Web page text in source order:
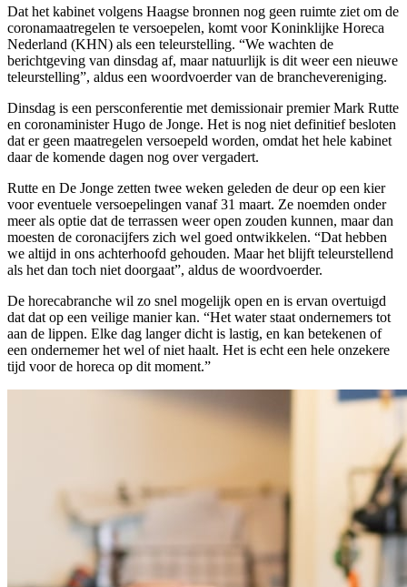
Dat het kabinet volgens Haagse bronnen nog geen ruimte ziet om de
coronamaatregelen te versoepelen, komt voor Koninklijke Horeca
Nederland (KHN) als een teleurstelling. “We wachten de
berichtgeving van dinsdag af, maar natuurlijk is dit weer een nieuwe
teleurstelling”, aldus een woordvoerder van de branchevereniging.
Dinsdag is een persconferentie met demissionair premier Mark Rutte
en coronaminister Hugo de Jonge. Het is nog niet definitief besloten
dat er geen maatregelen versoepeld worden, omdat het hele kabinet
daar de komende dagen nog over vergadert.
Rutte en De Jonge zetten twee weken geleden de deur op een kier
voor eventuele versoepelingen vanaf 31 maart. Ze noemden onder
meer als optie dat de terrassen weer open zouden kunnen, maar dan
moesten de coronacijfers zich wel goed ontwikkelen. “Dat hebben
we altijd in ons achterhoofd gehouden. Maar het blijft teleurstellend
als het dan toch niet doorgaat”, aldus de woordvoerder.
De horecabranche wil zo snel mogelijk open en is ervan overtuigd
dat dat op een veilige manier kan. “Het water staat ondernemers tot
aan de lippen. Elke dag langer dicht is lastig, en kan betekenen of
een ondernemer het wel of niet haalt. Het is echt een hele onzekere
tijd voor de horeca op dit moment.”